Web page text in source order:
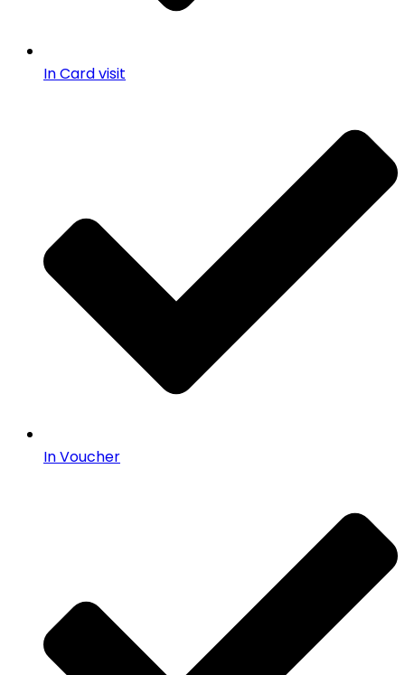
In Card visit
In Voucher